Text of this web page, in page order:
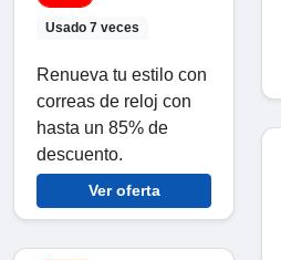
Usado 7 veces
Renueva tu estilo con
correas de reloj con
hasta un 85% de
descuento.
Ver oferta